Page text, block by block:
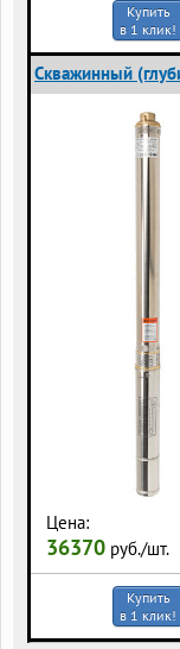
Купить
в 1 клик!
Скважинный
Цена:
36370 руб./шт.
Купить
в 1 клик!